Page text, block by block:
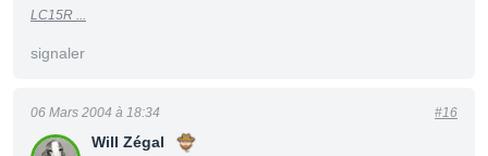
LC15R ...
signaler
Will Zégal
06 Mars 2004 à 18:34 #16